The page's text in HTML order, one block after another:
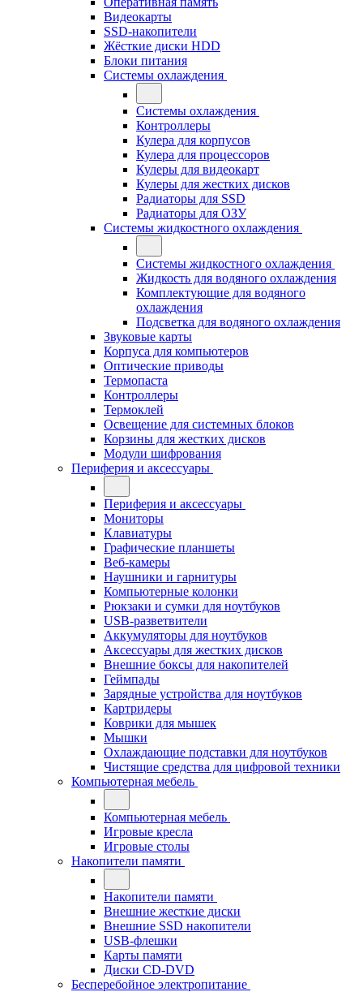
Видеокарты
SSD-накопители
Жёсткие диски HDD
Блоки питания
Системы охлаждения
Системы охлаждения
Контроллеры
Кулера для корпусов
Кулера для процессоров
Кулеры для видеокарт
Кулеры для жестких дисков
Радиаторы для SSD
Радиаторы для ОЗУ
Системы жидкостного охлаждения
Системы жидкостного охлаждения
Жидкость для водяного охлаждения
Комплектующие для водяного
охлаждения
Подсветка для водяного охлаждения
Звуковые карты
Корпуса для компьютеров
Оптические приводы
Термопаста
Контроллеры
Термоклей
Освещение для системных блоков
Корзины для жестких дисков
Модули шифрования
Периферия и аксессуары
Периферия и аксессуары
Мониторы
Клавиатуры
Графические планшеты
Веб-камеры
Наушники и гарнитуры
Компьютерные колонки
Рюкзаки и сумки для ноутбуков
USB-разветвители
Аккумуляторы для ноутбуков
Аксессуары для жестких дисков
Внешние боксы для накопителей
Геймпады
Зарядные устройства для ноутбуков
Картридеры
Коврики для мышек
Мышки
Охлаждающие подставки для ноутбуков
Чистящие средства для цифровой техники
Компьютерная мебель
Компьютерная мебель
Игровые кресла
Игровые столы
Накопители памяти
Накопители памяти
Внешние жесткие диски
Внешние SSD накопители
USB-флешки
Карты памяти
Диски CD-DVD
Бесперебойное электропитание